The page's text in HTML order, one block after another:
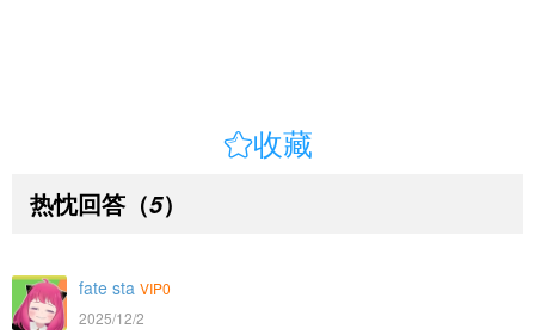
收藏
热忱回答 （5）
fate sta VIP0
2025/12/2